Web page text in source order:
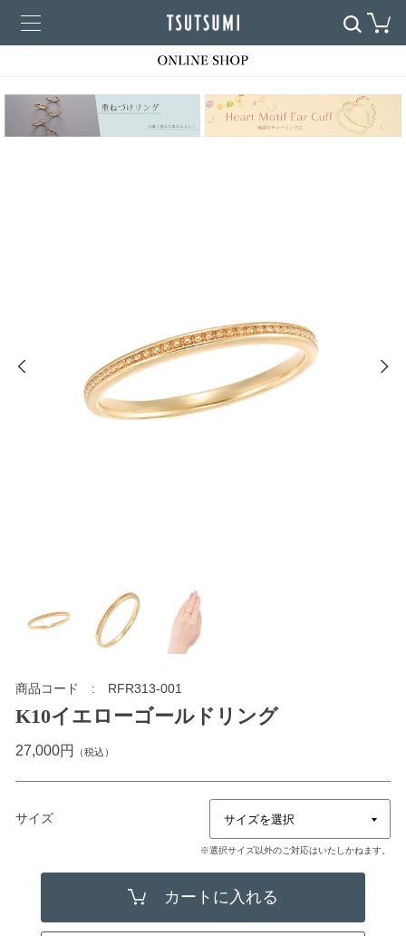
商品コード RFR313-001
K10イエローゴールドリング
27,000円 （税込）
サイズ
※選択サイズ以外のご対応はいたしかねます。